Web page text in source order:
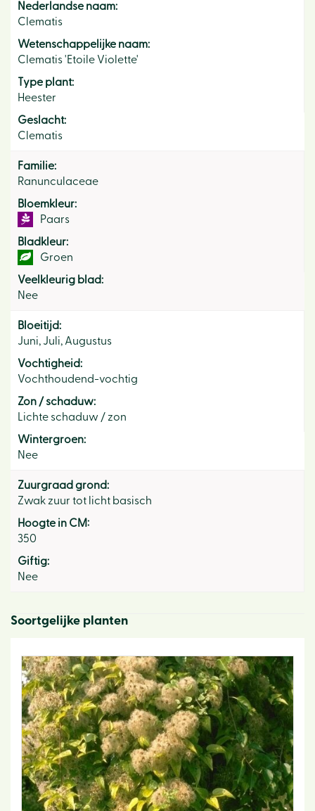
Nederlandse naam:
Clematis
Wetenschappelijke naam:
Clematis 'Etoile Violette'
Type plant:
Heester
Geslacht:
Clematis
Familie:
Ranunculaceae
Bloemkleur:
Paars
Bladkleur:
Groen
Veelkleurig blad:
Nee
Bloeitijd:
Juni, Juli, Augustus
Vochtigheid:
Vochthoudend-vochtig
Zon / schaduw:
Lichte schaduw / zon
Wintergroen:
Nee
Zuurgraad grond:
Zwak zuur tot licht basisch
Hoogte in CM:
350
Giftig:
Nee
Soortgelijke planten